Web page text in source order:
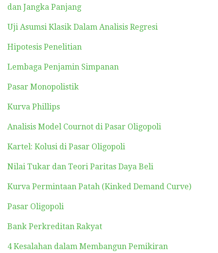
dan Jangka Panjang
Uji Asumsi Klasik Dalam Analisis Regresi
Hipotesis Penelitian
Lembaga Penjamin Simpanan
Pasar Monopolistik
Kurva Phillips
Analisis Model Cournot di Pasar Oligopoli
Kartel: Kolusi di Pasar Oligopoli
Nilai Tukar dan Teori Paritas Daya Beli
Kurva Permintaan Patah (Kinked Demand Curve)
Pasar Oligopoli
Bank Perkreditan Rakyat
4 Kesalahan dalam Membangun Pemikiran